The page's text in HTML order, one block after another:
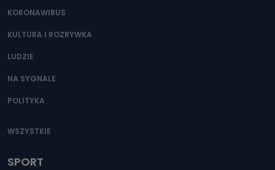
KORONAWIRUS
KULTURA I ROZRYWKA
LUDZIE
NA SYGNALE
POLITYKA
WSZYSTKIE
SPORT